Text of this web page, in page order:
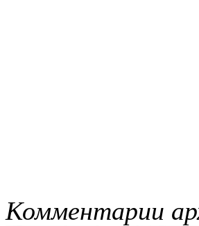
Комментарии